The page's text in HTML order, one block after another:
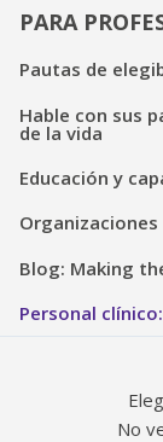
PARA
Pautas de
Hable con sus
de la vida
Educación y
Blog: Making
Personal
No